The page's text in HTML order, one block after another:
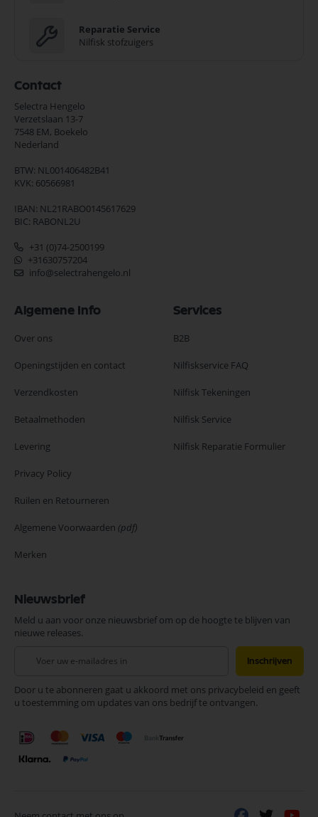
Reparatie Service
Nilfisk stofzuigers
Contact
Selectra Hengelo
Verzetslaan 13-7
7548 EM, Boekelo
Nederland
BTW: NL001406482B41
KVK: 60566981
IBAN: NL21RABO0145617629
BIC: RABONL2U
+31 (0)74-2500199
+31630757204
info@selectrahengelo.nl
Algemene Info
Over ons
Openingstijden en contact
Verzendkosten
Betaalmethoden
Levering
Privacy Policy
Ruilen en Retourneren
Algemene Voorwaarden (pdf)
Merken
Services
B2B
Nilfiskservice FAQ
Nilfisk Tekeningen
Nilfisk Service
Nilfisk Reparatie Formulier
Nieuwsbrief
Meld u aan voor onze nieuwsbrief om op de hoogte te blijven van
nieuwe releases.
onze
nieuwsbrief
Inschrijven
Door u te abonneren gaat u akkoord met ons privacybeleid en geeft
u toestemming om updates van ons bedrijf te ontvangen.